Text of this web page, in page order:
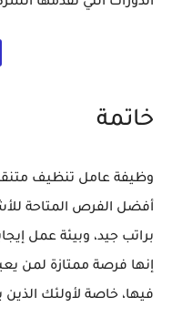
خاتمة
وظيفة عامل تنظيف
أفضل الفرص المتاحة
براتب جيد، وبيئة عمل
إنها فرصة ممتازة لمن
فيها، خاصة لأولئك